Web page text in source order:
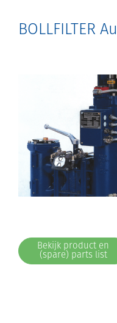
BOLLFILTER
Bekijk product en
(spare) parts list